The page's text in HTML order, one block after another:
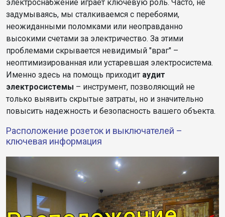
электроснабжение играет ключевую роль. Часто, не
задумываясь, мы сталкиваемся с перебоями,
неожиданными поломками или неоправданно
высокими счетами за электричество. За этими
проблемами скрывается невидимый "враг" –
неоптимизированная или устаревшая электросистема.
Именно здесь на помощь приходит аудит
электросистемы – инструмент, позволяющий не
только выявить скрытые затраты, но и значительно
повысить надежность и безопасность вашего объекта.
Расположение розеток и выключателей –
ключевая информация